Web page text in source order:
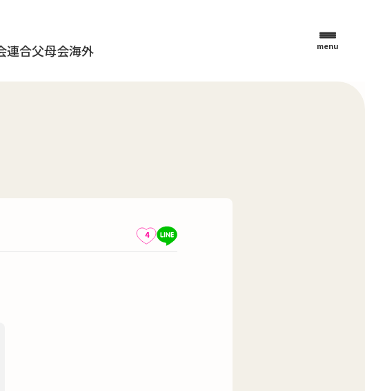
連合父母会海外 menu
4